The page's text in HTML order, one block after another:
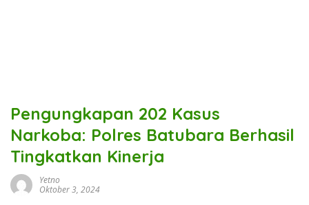
Pengungkapan 202 Kasus
Narkoba: Polres Batubara Berhasil
Tingkatkan Kinerja
Yetno
Oktober 3, 2024